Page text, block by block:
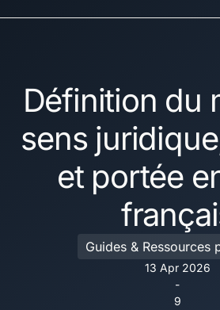
Définition du
sens
et portée
Guides & Ressources
13 Apr 2026
-
9